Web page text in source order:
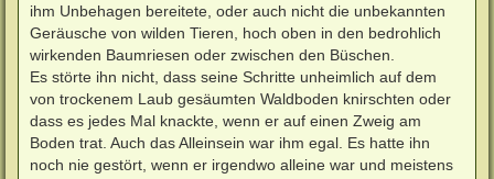
ihm Unbehagen bereitete, oder auch nicht die unbekannten
Geräusche von wilden Tieren, hoch oben in den bedrohlich
wirkenden Baumriesen oder zwischen den Büschen.
Es störte ihn nicht, dass seine Schritte unheimlich auf dem
von trockenem Laub gesäumten Waldboden knirschten oder
dass es jedes Mal knackte, wenn er auf einen Zweig am
Boden trat. Auch das Alleinsein war ihm egal. Es hatte ihn
noch nie gestört, wenn er irgendwo alleine war und meistens